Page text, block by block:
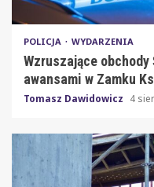
POLICJA WYDARZENIA
Wzruszające
awansami w Zamku
Tomasz Dawidowicz 4